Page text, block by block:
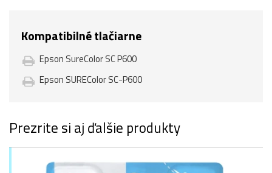
Kompatibilné tlačiarne
Epson SureColor SC P600
Epson SUREColor SC-P600
Prezrite si aj ďalšie produkty